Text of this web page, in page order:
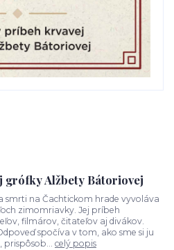
Alžbety Bátoriovej
smrti na Čachtickom hrade vyvoláva
zimomriavky. Jej príbeh
filmárov, čitateľov aj divákov.
spočíva v tom, ako sme si ju
prispôsob... celý popis